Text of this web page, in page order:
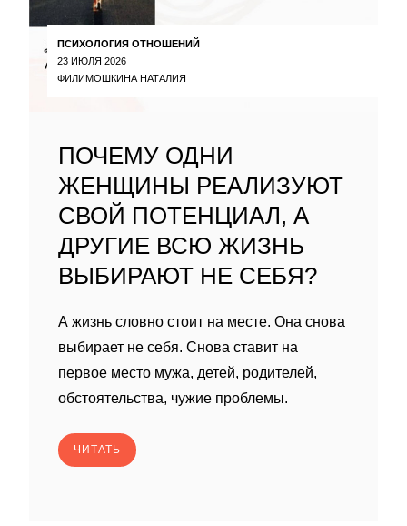
ПСИХОЛОГИЯ ОТНОШЕНИЙ
23 ИЮЛЯ 2026
ФИЛИМОШКИНА НАТАЛИЯ
ПОЧЕМУ ОДНИ
ЖЕНЩИНЫ РЕАЛИЗУЮТ
СВОЙ ПОТЕНЦИАЛ, А
ДРУГИЕ ВСЮ ЖИЗНЬ
ВЫБИРАЮТ НЕ СЕБЯ?
А жизнь словно стоит на месте. Она снова
выбирает не себя. Снова ставит на
первое место мужа, детей, родителей,
обстоятельства, чужие проблемы.
ЧИТАТЬ